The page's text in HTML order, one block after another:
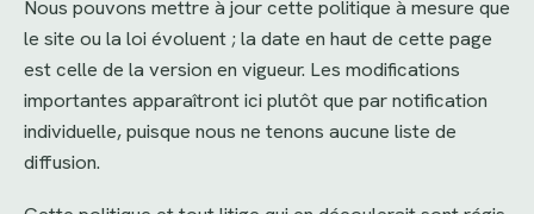
Nous pouvons mettre à jour cette politique à mesure que
le site ou la loi évoluent ; la date en haut de cette page
est celle de la version en vigueur. Les modifications
importantes apparaîtront ici plutôt que par notification
individuelle, puisque nous ne tenons aucune liste de
diffusion.